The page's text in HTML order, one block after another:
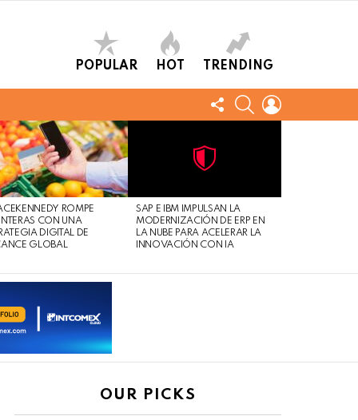
POPULAR HOT TRENDING
FOLLOW
US
SEARCH
ROMPE
CON UNA
DIGITAL DE
GLOBAL
Safe
For
Work
view
this
post
SAP E IBM IMPULSAN LA
MODERNIZACIÓN DE ERP EN
LA NUBE PARA ACELERAR LA
INNOVACIÓN CON IA
OUR PICKS